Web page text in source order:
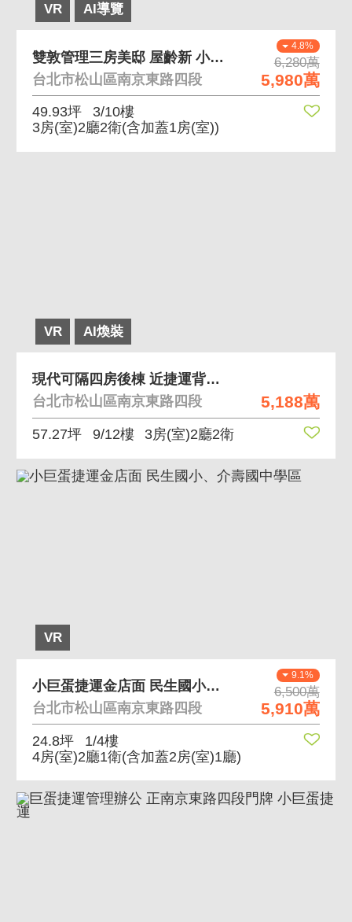
VR AI導覽
4.8%
6,280萬
5,980萬
雙敦管理三房美邸 屋齡新 小巨蛋捷運旁 挑高
台北市松山區南京東路四段
49.93坪
3/10樓
3房(室)2廳2衛(含加蓋1房(室))
VR AI煥裝
5,188萬
現代可隔四房後棟 近捷運背大馬路安靜高樓視野寬闊
台北市松山區南京東路四段
57.27坪 9/12樓 3房(室)2廳2衛
VR
9.1%
6,500萬
5,910萬
小巨蛋捷運金店面 民生國小、介壽國中學區
台北市松山區南京東路四段
24.8坪
1/4樓
4房(室)2廳1衛(含加蓋2房(室)1廳)